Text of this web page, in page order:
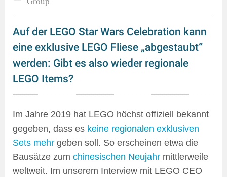
Auf der LEGO Star Wars Celebration kann
eine exklusive LEGO Fliese „abgestaubt“
werden: Gibt es also wieder regionale
LEGO Items?
Im Jahre 2019 hat LEGO höchst offiziell bekannt
gegeben, dass es keine regionalen exklusiven
Sets mehr geben soll. So erscheinen etwa die
Bausätze zum chinesischen Neujahr mittlerweile
weltweit. Im unserem Interview mit LEGO CEO